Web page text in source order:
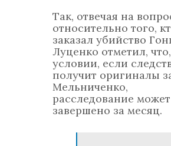
Так, отвечая на
относительно того,
заказал убийство
Луценко отметил,
условии, если
получит оригиналы
Мельниченко,
расследование
завершено за месяц.